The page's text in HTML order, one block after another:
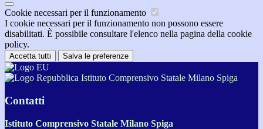
Cookie necessari per il funzionamento
I cookie necessari per il funzionamento non possono essere
disabilitati. È possibile consultare l'elenco nella pagina della cookie
policy.
Accetta tutti Salva le preferenze
Istituto Comprensivo Statale Milano Spiga
Contatti
Istituto Comprensivo Statale Milano Spiga